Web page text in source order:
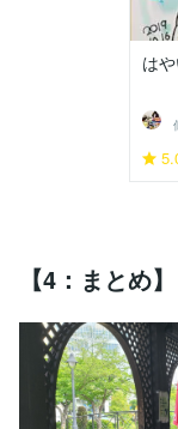
は
【4：まとめ】